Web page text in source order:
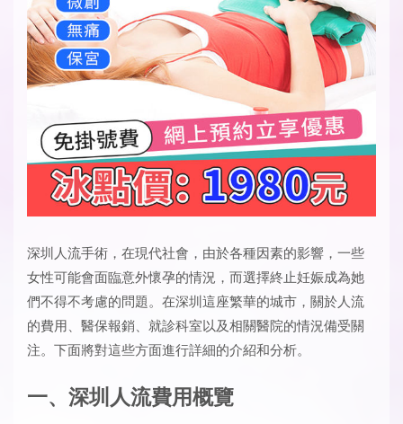
深圳人流手術 ，在現代社會，由於各種因素的影響，一些
女性可能會面臨意外懷孕的情況，而選擇終止妊娠成為她
們不得不考慮的問題。在深圳這座繁華的城市，關於人流
的費用、醫保報銷、就診科室以及相關醫院的情況備受關
注。下面將對這些方面進行詳細的介紹和分析。
一、深圳人流費用概覽